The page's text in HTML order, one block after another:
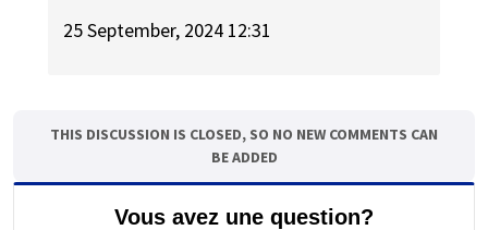
25 September, 2024 12:31
THIS DISCUSSION IS CLOSED, SO NO NEW COMMENTS CAN
BE ADDED
Vous avez une question?